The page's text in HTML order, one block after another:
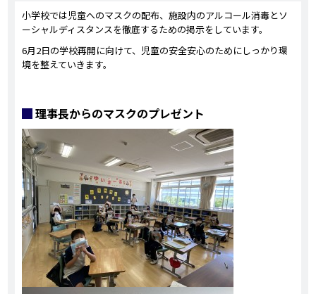
小学校では児童へのマスクの配布、施設内のアルコール消毒とソ
ーシャルディスタンスを徹底するための掲示をしています。
6月2日の学校再開に向けて、児童の安全安心のためにしっかり環
境を整えていきます。
理事長からのマスクのプレゼント